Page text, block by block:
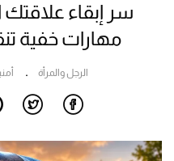
سر إبقاء
مهارات خفية
الرجل والمرأة